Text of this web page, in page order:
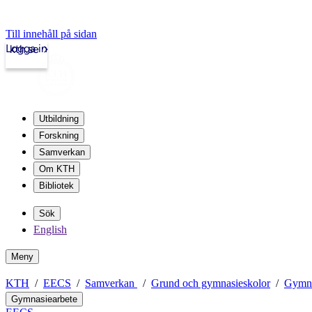
Till innehåll på sidan
kth.se
Logga in
Utbildning
Forskning
Samverkan
Om KTH
Bibliotek
Sök
English
Meny
KTH EECS Samverkan Grund och gymnasieskolor
Gymnasiearbete